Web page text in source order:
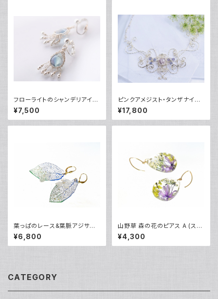
フローライトのシャンデリアイヤ
リング
¥7,500
ピンクアメジスト・タンザナイト
の銀細工ネックレス <蝶の夢>
¥17,800
葉っぱのレース&葉脈アジサイ
の花筏ピアス(天然マラカイト＆
ラピスラズリ染め)・14kgf
¥6,800
山野草 森の花のピアス A (スプ
リングエフェメラルとウリハダカ
エデ)・14kgf《イヤリング可》
¥4,300
CATEGORY